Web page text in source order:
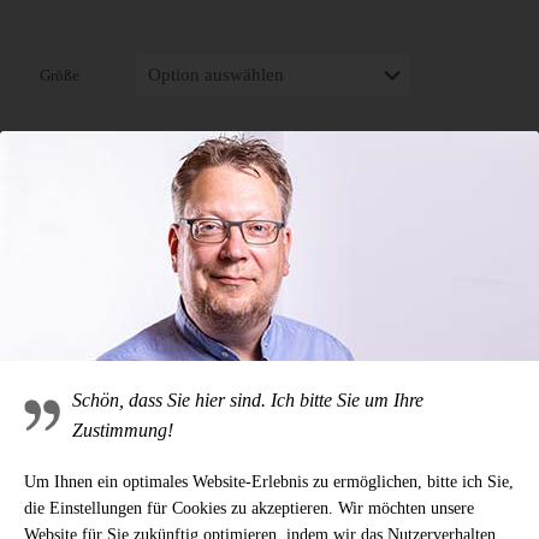
Größe
SCHÜTZE
ARTIKELNUMMER:1713-11
Kategorien:Anhänger,Sternzeichen
Schlagwörter:
Anhänger
Sternzeichen
Zusätzliche Information
Produktsicherheit
Schön, dass Sie hier sind. Ich bitte Sie um Ihre
Zustimmung!
Um Ihnen ein optimales Website-Erlebnis zu ermöglichen, bitte ich Sie,
die Einstellungen für Cookies zu akzeptieren. Wir möchten unsere
Website für Sie zukünftig optimieren, indem wir das Nutzerverhalten